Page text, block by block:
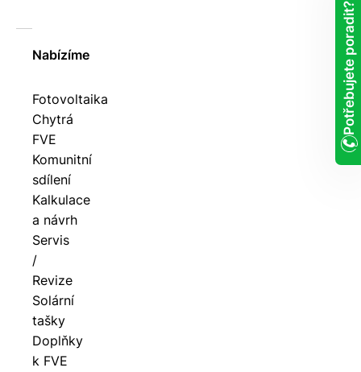
Nabízíme
Fotovoltaika
Chytrá
FVE
Komunitní
sdílení
Kalkulace
a návrh
Servis
/
Revize
Solární
tašky
Doplňky
k FVE
Potřebujete poradit?